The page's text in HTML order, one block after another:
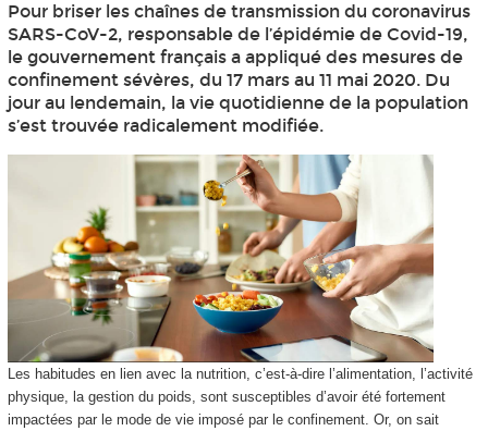
Pour briser les chaînes de transmission du coronavirus
SARS-CoV-2, responsable de l’épidémie de Covid-19,
le gouvernement français a appliqué des mesures de
confinement sévères, du 17 mars au 11 mai 2020. Du
jour au lendemain, la vie quotidienne de la population
s’est trouvée radicalement modifiée.
Les habitudes en lien avec la nutrition, c’est-à-dire l’alimentation, l’activité
physique, la gestion du poids, sont susceptibles d’avoir été fortement
impactées par le mode de vie imposé par le confinement. Or, on sait